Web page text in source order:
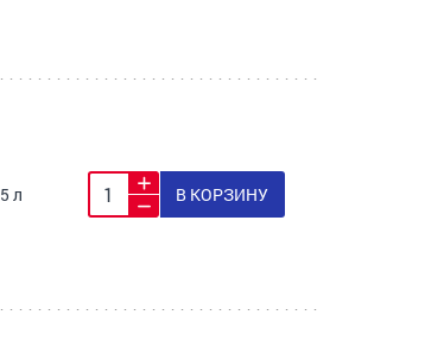
5 л В КОРЗИНУ